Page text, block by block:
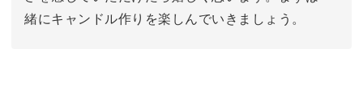
緒にキャンドル作りを楽しんでいきましょう。